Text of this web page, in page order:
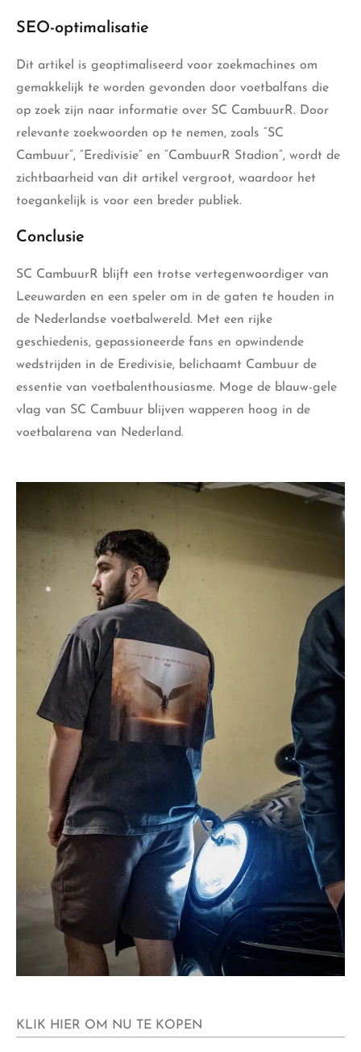
SEO-optimalisatie
Dit artikel is geoptimaliseerd voor zoekmachines om
gemakkelijk te worden gevonden door voetbalfans die
op zoek zijn naar informatie over SC CambuurR. Door
relevante zoekwoorden op te nemen, zoals “SC
Cambuur”, “Eredivisie” en “CambuurR Stadion”, wordt de
zichtbaarheid van dit artikel vergroot, waardoor het
toegankelijk is voor een breder publiek.
Conclusie
SC CambuurR blijft een trotse vertegenwoordiger van
Leeuwarden en een speler om in de gaten te houden in
de Nederlandse voetbalwereld. Met een rijke
geschiedenis, gepassioneerde fans en opwindende
wedstrijden in de Eredivisie, belichaamt Cambuur de
essentie van voetbalenthousiasme. Moge de blauw-gele
vlag van SC Cambuur blijven wapperen hoog in de
voetbalarena van Nederland.
KLIK HIER OM NU TE KOPEN